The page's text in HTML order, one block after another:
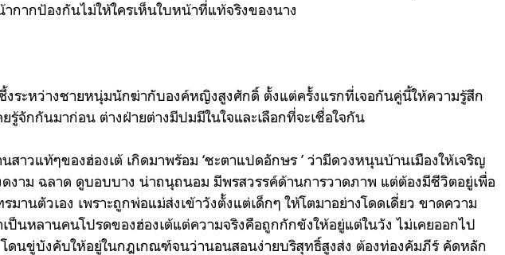
ากากป้องกันไม่ให้ใครเห็นใบหน้าที่แท้จริงของนาง
งระหว่างชายหนุ่มนักฆ่ากับองค์หญิงสูงศักดิ์ ตั้งแต่ครั้งแรกที่เจอกันคู่นี้ให้ความรู้สึก
รู้จักกันมาก่อน ต่างฝ่ายต่างมีปมมีในใจและเลือกที่จะเชื่อใจกัน
สาวแท้ๆของฮ่องเต้ เกิดมาพร้อม ‘ชะตาแปดอักษร ’ ว่ามีดวงหนุนบ้านเมืองให้เจริญ
ดงาม ฉลาด ดูบอบบาง น่าถนุถนอม มีพรสวรรค์ด้านการวาดภาพ แต่ต้องมีชีวิตอยู่เพื่อ
มานตัวเอง เพราะถูกพ่อแม่ส่งเข้าวังตั้งแต่เด็กๆ ให้โตมาอย่างโดดเดี่ยว ขาดความ
ป็นหลานคนโปรดของฮ่องเต้แต่ความจริงคือถูกกักขังให้อยู่แต่ในวัง ไม่เคยออกไป
ดนขู่บังคับให้อยู่ในกฎเกณฑ์จนว่านอนสอนง่ายบริสุทธิ์สูงส่ง ต้องท่องคัมภีร์ คัดหลัก